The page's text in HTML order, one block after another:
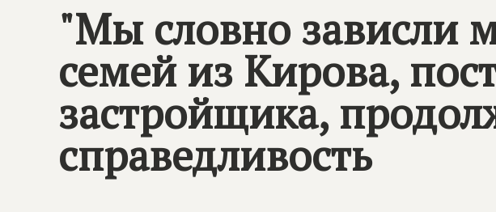
"Мы словно зависли
семей из Кирова,
застройщика,
справедливость